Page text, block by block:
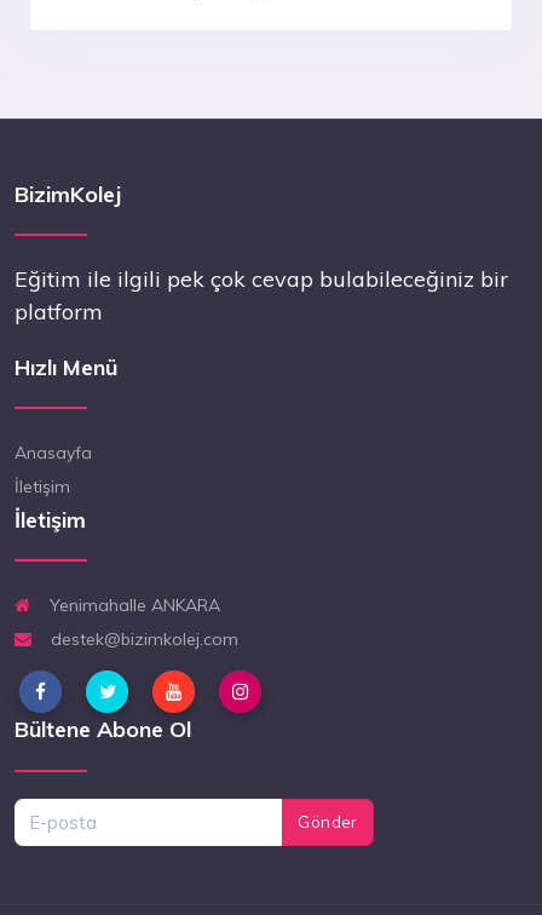
BizimKolej
Eğitim ile ilgili pek çok cevap bulabileceğiniz bir
platform
Hızlı Menü
Anasayfa
İletişim
İletişim
Yenimahalle ANKARA
destek@bizimkolej.com
Bültene Abone Ol
Gönder